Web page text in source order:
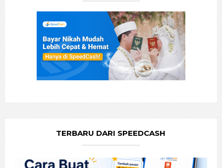
TERBARU DARI SPEEDCASH